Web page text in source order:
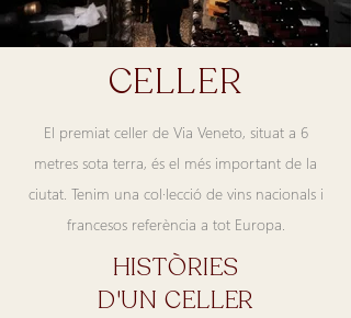
CELLER
El premiat celler de Via Veneto, situat a 6
metres sota terra, és el més important de la
ciutat. Tenim una col·lecció de vins nacionals i
francesos referència a tot Europa.​
HISTÒRIES
D'UN CELLER